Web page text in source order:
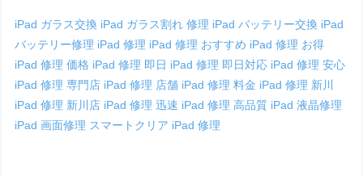
iPad ガラス交換 iPad ガラス割れ 修理 iPad バッテリー交換 iPad
バッテリー修理 iPad 修理 iPad 修理 おすすめ iPad 修理 お得
iPad 修理 価格 iPad 修理 即日 iPad 修理 即日対応 iPad 修理 安心
iPad 修理 専門店 iPad 修理 店舗 iPad 修理 料金 iPad 修理 新川
iPad 修理 新川店 iPad 修理 迅速 iPad 修理 高品質 iPad 液晶修理
iPad 画面修理 スマートクリア iPad 修理